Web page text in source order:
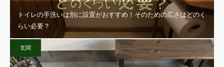
トイレの手洗いは別に設置がおすすめ！そのための広さはどのく
らい必要？
玄関